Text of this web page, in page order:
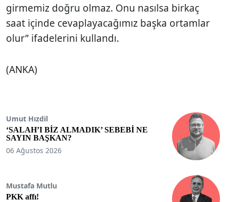
girmemiz doğru olmaz. Onu nasılsa birkaç
saat içinde cevaplayacağımız başka ortamlar
olur” ifadelerini kullandı.
(ANKA)
Umut Hızdil
‘SALAH’I BİZ ALMADIK’ SEBEBİ NE
SAYIN BAŞKAN?
06 Ağustos 2026
Mustafa Mutlu
PKK affı!